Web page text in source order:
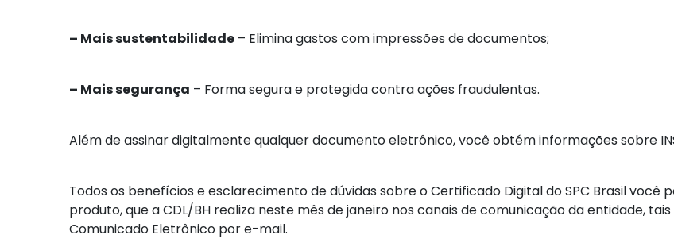
– Mais sustentabilidade – Elimina gastos com impressões de documentos;
– Mais segurança – Forma segura e protegida contra ações fraudulentas.
Além de assinar digitalmente qualquer documento eletrônico, você obtém informações sobre
Todos os benefícios e esclarecimento de dúvidas sobre o Certificado Digital do SPC Brasil
produto, que a CDL/BH realiza neste mês de janeiro nos canais de comunicação da entidade, tais
Comunicado Eletrônico por e-mail.